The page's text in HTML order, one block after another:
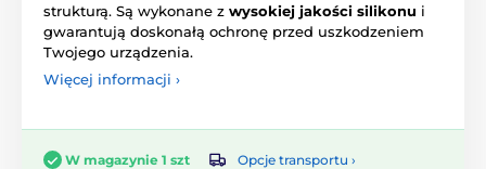
strukturą. Są wykonane z wysokiej jakości silikonu i
gwarantują doskonałą ochronę przed uszkodzeniem
Twojego urządzenia.
Więcej informacji ›
W magazynie 1 szt
Opcje transportu ›